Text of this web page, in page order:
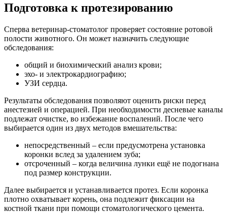
Подготовка к протезированию
Сперва ветеринар-стоматолог проверяет состояние ротовой
полости животного. Он может назначить следующие
обследования:
общий и биохимический анализ крови;
эхо- и электрокардиографию;
УЗИ сердца.
Результаты обследования позволяют оценить риски перед
анестезией и операцией. При необходимости десневые каналы
подлежат очистке, во избежание воспалений. После чего
выбирается один из двух методов вмешательства:
непосредственный – если предусмотрена установка
коронки вслед за удалением зуба;
отсроченный – когда величина лунки ещё не подогнана
под размер конструкции.
Далее выбирается и устанавливается протез. Если коронка
плотно охватывает корень, она подлежит фиксации на
костной ткани при помощи стоматологического цемента.